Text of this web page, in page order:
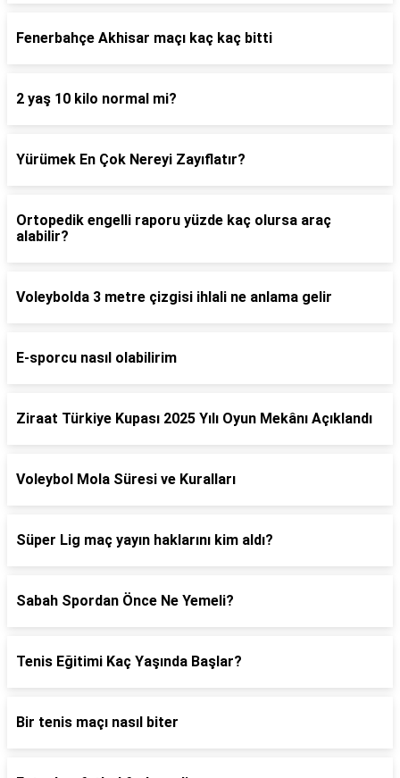
Fenerbahçe Akhisar maçı kaç kaç bitti
2 yaş 10 kilo normal mi?
Yürümek En Çok Nereyi Zayıflatır?
Ortopedik engelli raporu yüzde kaç olursa araç
alabilir?
Voleybolda 3 metre çizgisi ihlali ne anlama gelir
E-sporcu nasıl olabilirim
Ziraat Türkiye Kupası 2025 Yılı Oyun Mekânı Açıklandı
Voleybol Mola Süresi ve Kuralları
Süper Lig maç yayın haklarını kim aldı?
Sabah Spordan Önce Ne Yemeli?
Tenis Eğitimi Kaç Yaşında Başlar?
Bir tenis maçı nasıl biter